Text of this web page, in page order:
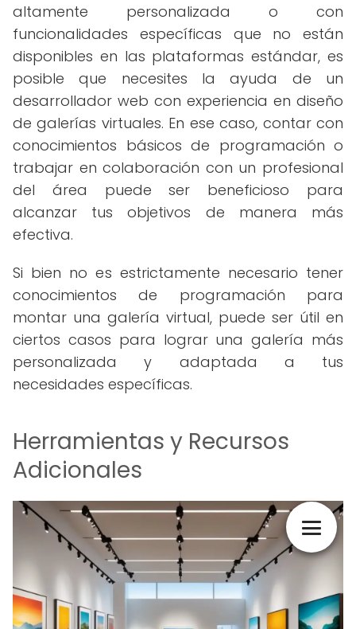
altamente personalizada o con
funcionalidades específicas que no están
disponibles en las plataformas estándar, es
posible que necesites la ayuda de un
desarrollador web con experiencia en diseño
de galerías virtuales. En ese caso, contar con
conocimientos básicos de programación o
trabajar en colaboración con un profesional
del área puede ser beneficioso para
alcanzar tus objetivos de manera más
efectiva.
Si bien no es estrictamente necesario tener
conocimientos de programación para
montar una galería virtual, puede ser útil en
ciertos casos para lograr una galería más
personalizada y adaptada a tus
necesidades específicas.
Herramientas y Recursos
Adicionales